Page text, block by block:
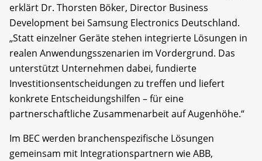
erklärt Dr. Thorsten Böker, Director Business
Development bei Samsung Electronics Deutschland.
„Statt einzelner Geräte stehen integrierte Lösungen in
realen Anwendungsszenarien im Vordergrund. Das
unterstützt Unternehmen dabei, fundierte
Investitionsentscheidungen zu treffen und liefert
konkrete Entscheidungshilfen – für eine
partnerschaftliche Zusammenarbeit auf Augenhöhe.“
Im BEC werden branchenspezifische Lösungen
gemeinsam mit Integrationspartnern wie ABB,